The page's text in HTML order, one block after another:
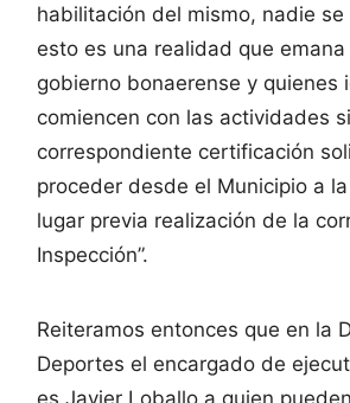
habilitación del mismo, nadie se
esto es una realidad que
gobierno bonaerense y quienes
comiencen con las actividades
correspondiente certificación
proceder desde el Municipio a
lugar previa realización de la
Inspección”.
Reiteramos entonces que en la
Deportes el encargado de
es Javier Loballo a quien